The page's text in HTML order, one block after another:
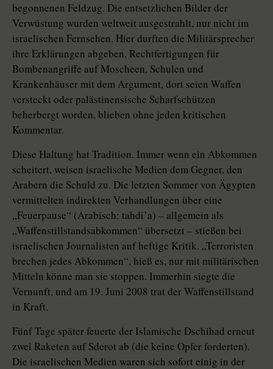
begonnenen Feldzug. Die entsetzlichen Bilder der
Verwüstung wurden weltweit ausgestrahlt, nur nicht im
israelischen Fernsehen. Hier durften die Militärsprecher
ihre Erklärungen abgeben. Rechtfertigungen für
Bombenangriffe auf Moscheen, Schulen und
Krankenhäuser mit dem Argument, dort seien Waffen
versteckt oder palästinensische Scharfschützen
beherbergt worden, blieben ohne jeden kritischen
Kommentar.
Diese Haltung hat Tradition. Immer wenn ein Abkommen
scheitert, weisen israelische Medien dem Gegner, den
Arabern die Schuld zu. Die letzten Sommer von Ägypten
vermittelten indirekten Verhandlungen über eine
„Feuerpause“ (Arabisch: tahdi’a) – allgemein als
„Waffenstillstandsabkommen“ übersetzt – stießen bei
israelischen Journalisten auf heftige Kritik. „Terroristen
brechen jedes Abkommen“, hieß es, nur mit militärischen
Mitteln könne man sie stoppen. Immerhin siegte die
Vernunft, und am 19. Juni 2008 trat der Waffenstillstand
in Kraft.
Fünf Tage später feuerte der Islamische Dschihad erneut
zwei Raketen auf Sderot ab (die keine Opfer forderten).
Die israelischen Medien waren sich sofort einig in der